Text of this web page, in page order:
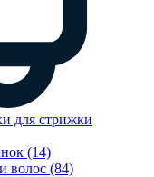
для стрижки
(14)
волос (84)